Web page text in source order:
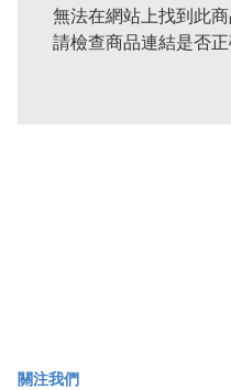
無法在網站上找到此
請檢查商品連結是否正
關注我們